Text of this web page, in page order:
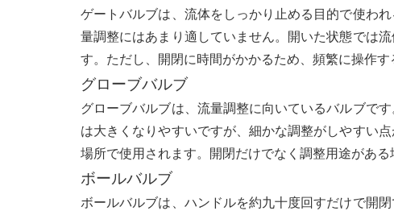
ゲートバルブは、流体をしっかり止める目的で使わ
量調整にはあまり適していません。開いた状態では
す。ただし、開閉に時間がかかるため、頻繁に操作
グローブバルブ
グローブバルブは、流量調整に向いているバルブで
は大きくなりやすいですが、細かな調整がしやすい
場所で使用されます。開閉だけでなく調整用途がある
ボールバルブ
ボールバルブは、ハンドルを約九十度回すだけで開